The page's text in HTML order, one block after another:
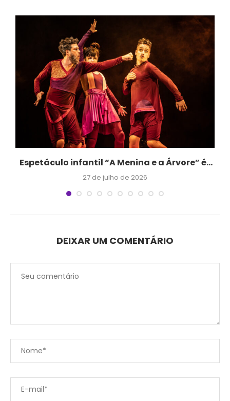
Espetáculo infantil “A Menina e a Árvore” é...
27 de julho de 2026
DEIXAR UM COMENTÁRIO